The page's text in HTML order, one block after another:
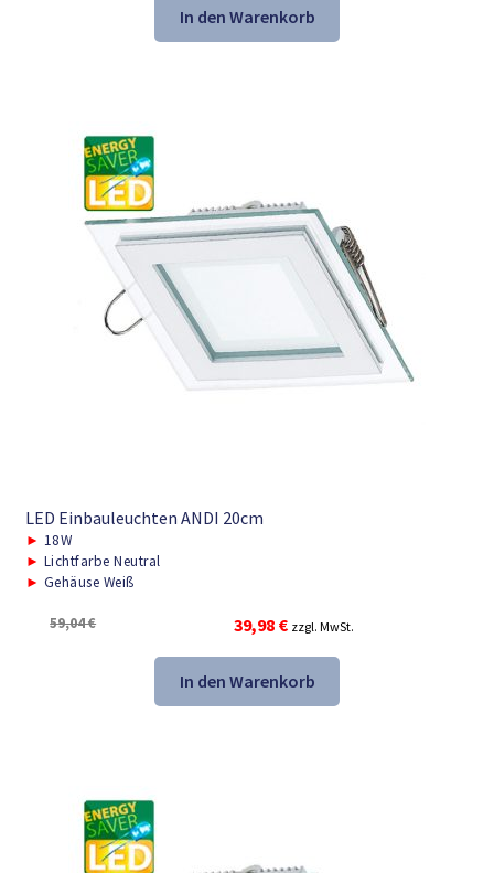
war:
17,67 €
ist:
11,98 €.
In den Warenkorb
LED Einbauleuchten ANDI 20cm
► 18W
► Lichtfarbe Neutral
► Gehäuse Weiß
59,04€
Ursprünglicher
Preis
war:
59,04 €
39,98 €Aktueller
Preis
ist:
39,98 €.
zzgl. MwSt.
In den Warenkorb